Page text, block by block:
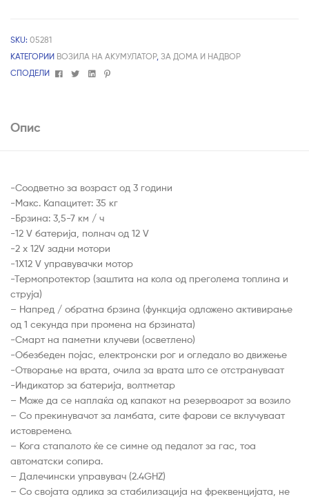
SKU: 05281
КАТЕГОРИИ ВОЗИЛА НА АКУМУЛАТОР, ЗА ДОМА И НАДВОР
СПОДЕЛИ
FacebookTwitterLinkedin
Pinterest
Опис
-Соодветно за возраст од 3 години
-Макс. Капацитет: 35 кг
-Брзина: 3,5-7 км / ч
-12 V батерија, полнач од 12 V
-2 х 12V задни мотори
-1X12 V управувачки мотор
-Термопротектор (заштита на кола од преголема топлина и
струја)
– Напред / обратна брзина (функција одложено активирање
од 1 секунда при промена на брзината)
-Смарт на паметни клучеви (осветлено)
-Обезбеден појас, електронски рог и огледало во движење
-Отворање на врата, очила за врата што се отстрануваат
-Индикатор за батерија, волтметар
– Може да се наплаќа од капакот на резервоарот за возило
– Со прекинувачот за ламбата, сите фарови се вклучуваат
истовремено.
– Кога стапалото ќе се симне од педалот за гас, тоа
автоматски сопира.
– Далечински управувач (2.4GHZ)
– Со својата одлика за стабилизација на фреквенцијата, не